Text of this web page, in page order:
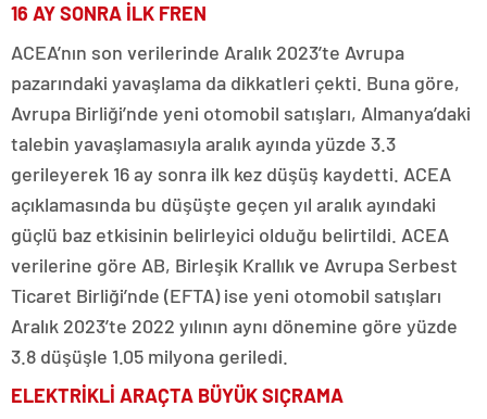
16 AY SONRA İLK FREN
ACEA’nın son verilerinde Aralık 2023’te Avrupa
pazarındaki yavaşlama da dikkatleri çekti. Buna göre,
Avrupa Birliği’nde yeni otomobil satışları, Almanya’daki
talebin yavaşlamasıyla aralık ayında yüzde 3.3
gerileyerek 16 ay sonra ilk kez düşüş kaydetti. ACEA
açıklamasında bu düşüşte geçen yıl aralık ayındaki
güçlü baz etkisinin belirleyici olduğu belirtildi. ACEA
verilerine göre AB, Birleşik Krallık ve Avrupa Serbest
Ticaret Birliği’nde (EFTA) ise yeni otomobil satışları
Aralık 2023’te 2022 yılının aynı dönemine göre yüzde
3.8 düşüşle 1.05 milyona geriledi.
ELEKTRİKLİ ARAÇTA BÜYÜK SIÇRAMA